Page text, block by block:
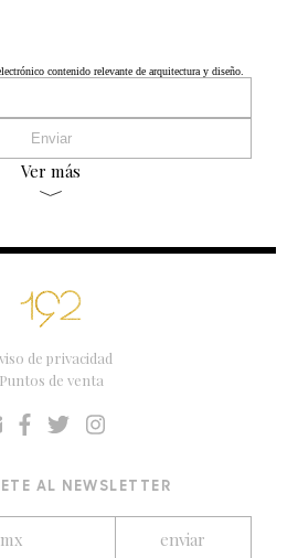
contenido relevante de arquitectura y diseño.
Ver más
de privacidad
Puntos de venta
AL NEWSLETTER